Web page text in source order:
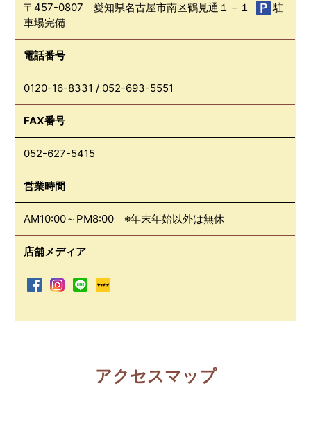
〒457-0807 愛知県名古屋市南区鶴見通１－１
駐
車場完備
電話番号
0120-16-8331 / 052-693-5551
FAX番号
052-627-5415
営業時間
AM10:00～PM8:00 ※年末年始以外は無休
店舗メディア
アクセスマップ